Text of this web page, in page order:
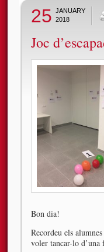
25 JANUARY
2018
Joc
Bon dia!
Recordeu els
voler tancar-lo d’una